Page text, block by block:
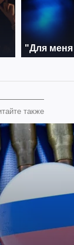
также